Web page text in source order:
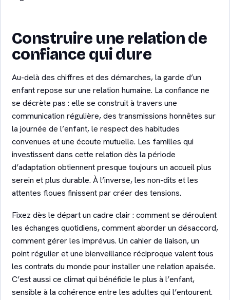
Construire une relation de
confiance qui dure
Au-delà des chiffres et des démarches, la garde d’un
enfant repose sur une relation humaine. La confiance ne
se décrète pas : elle se construit à travers une
communication régulière, des transmissions honnêtes sur
la journée de l’enfant, le respect des habitudes
convenues et une écoute mutuelle. Les familles qui
investissent dans cette relation dès la période
d’adaptation obtiennent presque toujours un accueil plus
serein et plus durable. À l’inverse, les non-dits et les
attentes floues finissent par créer des tensions.
Fixez dès le départ un cadre clair : comment se déroulent
les échanges quotidiens, comment aborder un désaccord,
comment gérer les imprévus. Un cahier de liaison, un
point régulier et une bienveillance réciproque valent tous
les contrats du monde pour installer une relation apaisée.
C’est aussi ce climat qui bénéficie le plus à l’enfant,
sensible à la cohérence entre les adultes qui l’entourent.